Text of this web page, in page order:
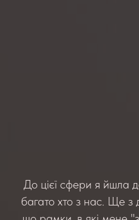
До цієї сфери я йшла
багато хто з нас. Ще з